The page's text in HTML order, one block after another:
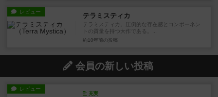
レビュー テラミスティカ
テラミスティカ。圧倒的な存在感とコンポーネン
トの質量を持つ大作である。...
約10年前 の投稿
会員の新しい投稿
レビュー
充実